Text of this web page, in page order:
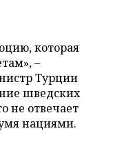
которая
–
Турции
шведских
не отвечает
нациями.